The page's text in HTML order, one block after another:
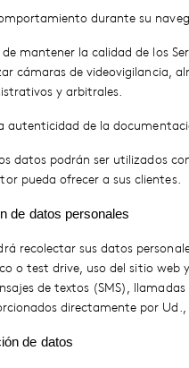
durante su
de mantener la calidad de los
cámaras de videovigilancia,
y arbitrales.
autenticidad de la
datos podrán ser utilizados
pueda ofrecer a sus clientes.
de datos personales
recolectar sus datos
o test drive, uso del sitio
de textos (SMS),
directamente por
de datos